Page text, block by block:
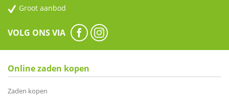
Groot aanbod
VOLG ONS VIA
Online zaden kopen
Zaden kopen